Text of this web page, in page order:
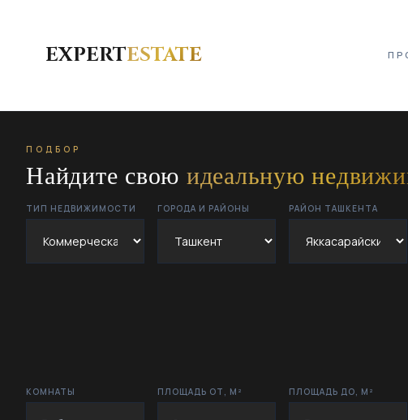
EXPERTESTATE
ПОДБОР
Найдите свою идеальную
ТИП НЕДВИЖИМОСТИ ГОРОДА И РАЙОНЫ РАЙОН ТАШКЕНТА
КОМНАТЫ ПЛОЩАДЬ ОТ, М² ПЛОЩАДЬ ДО, М²